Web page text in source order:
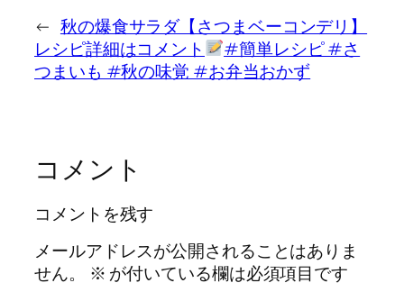
← 秋の爆食サラダ【さつまベーコンデリ】
レシピ詳細はコメント
#簡単レシピ #さ
つまいも #秋の味覚 #お弁当おかず
コメント
コメントを残す
メールアドレスが公開されることはありま
せん。
※ が付いている欄は必須項目です